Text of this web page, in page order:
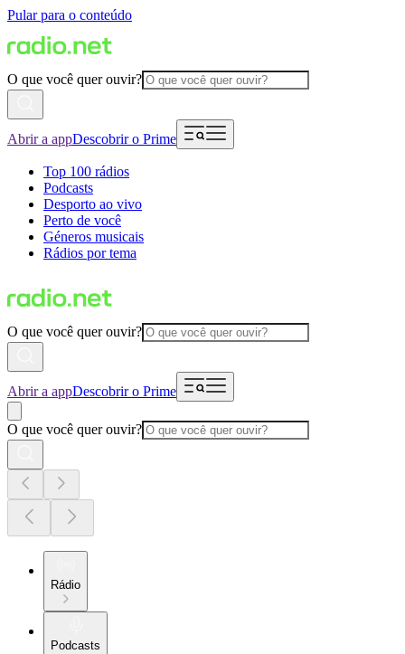
Pular para o conteúdo
O que você quer ouvir?
Abrir a appDescobrir o Prime
Top 100 rádios
Podcasts
Desporto ao vivo
Perto de você
Géneros musicais
Rádios por tema
O que você quer ouvir?
Abrir a appDescobrir o Prime
O que você quer ouvir?
Rádio
Podcasts